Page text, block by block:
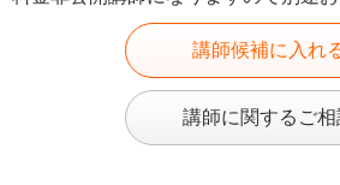
講師候補に入れ
講師に関するご相